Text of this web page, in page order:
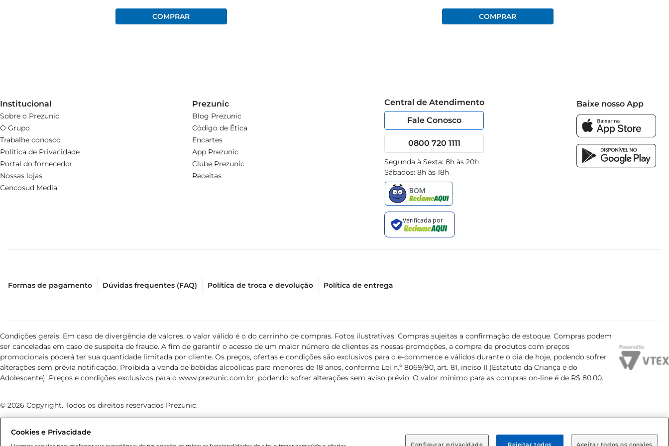
Institucional
Sobre o Prezunic
O Grupo
Trabalhe conosco
Política de Privacidade
Portal do fornecedor
Nossas lojas
Cencosud Media
Prezunic
Blog Prezunic
Código de Ética
Encartes
App Prezunic
Clube Prezunic
Receitas
Central de Atendimento
Fale Conosco
0800 720 1111
Segunda à Sexta: 8h às 20h
Sábados: 8h às 18h
Baixe nosso App
Formas de pagamento Dúvidas frequentes (FAQ) Política de troca e devolução Política de entrega
Condições gerais: Em caso de divergência de valores, o valor válido é o do carrinho de compras. Fotos ilustrativas. Compras sujeitas a confirmação de estoque. Compras podem
ser canceladas em caso de suspeita de fraude. A fim de garantir o acesso de um maior número de clientes as nossas promoções, a compra de produtos com preços
promocionais poderá ter sua quantidade limitada por cliente. Os preços, ofertas e condições são exclusivos para o e-commerce e válidos durante o dia de hoje, podendo sofrer
alterações sem prévia notificação. Proibida a venda de bebidas alcoólicas para menores de 18 anos, conforme Lei n.º 8069/90, art. 81, inciso II (Estatuto da Criança e do
Adolescente). Preços e condições exclusivos para o www.prezunic.com.br, podendo sofrer alterações sem aviso prévio. O valor mínimo para as compras on-line é de R$ 80,00.
© 2026 Copyright. Todos os direitos reservados Prezunic.
Cookies e Privacidade
Configurar privacidade Rejeitar todos Aceitar todos os cookies